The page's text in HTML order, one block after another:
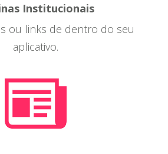
Institucionais
ou links de dentro do seu
aplicativo.